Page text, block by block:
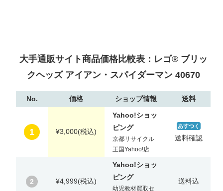
大手通販サイト商品価格比較表：レゴ® ブリッ
クヘッズ アイアン・スパイダーマン 40670
No. 価格 ショップ情報 送料
1 ¥3,000(税込)
Yahoo!ショッ
ピング
京都リサイクル
王国Yahoo!店
あすつく
送料確認
2 ¥4,999(税込)
Yahoo!ショッ
ピング
幼児教材買取セ
送料込